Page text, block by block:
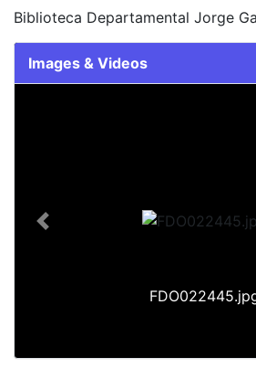
Biblioteca Departamental Jorge
Images & Videos
Previous